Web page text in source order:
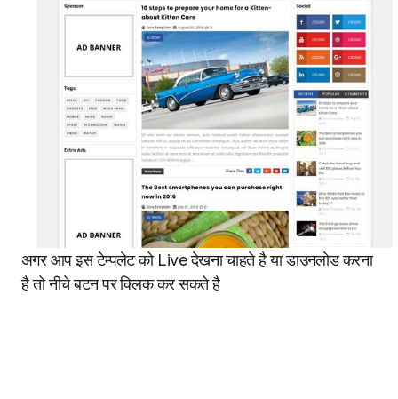
अगर आप इस टेम्पलेट को Live देखना चाहते है या डाउनलोड करना
है तो नीचे बटन पर क्लिक कर सकते है